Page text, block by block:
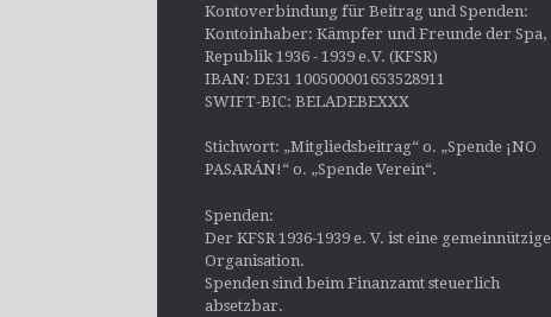
Kontoverbindung für Beitrag und Spenden:
Kontoinhaber: Kämpfer und Freunde der Spa,
Republik 1936 - 1939 e.V. (KFSR)
IBAN: DE31 100500001653528911
SWIFT-BIC: BELADEBEXXX
Stichwort: „Mitgliedsbeitrag“ o. „Spende ¡NO
PASARÁN!“ o. „Spende Verein“.
Spenden:
Der KFSR 1936-1939 e. V. ist eine gemeinnützige
Organisation.
Spenden sind beim Finanzamt steuerlich
absetzbar.